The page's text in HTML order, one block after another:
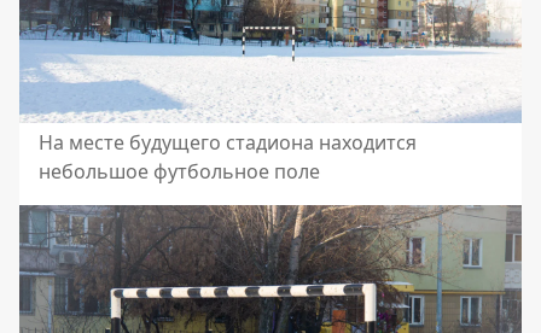
На месте будущего стадиона находится
небольшое футбольное поле